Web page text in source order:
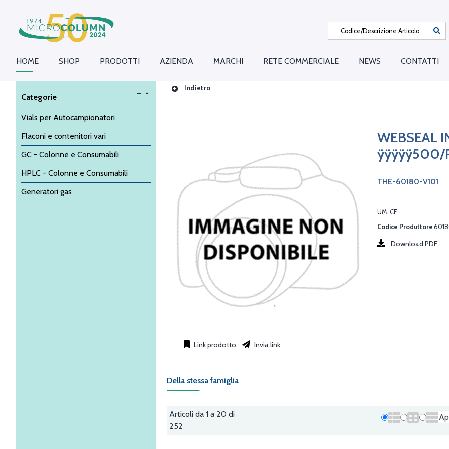
HOME SHOP PRODOTTI AZIENDA MARCHI RETE COMMERCIALE NEWS CONTATTI
Categorie
Vials per Autocampionatori
Flaconi e contenitori vari
GC - Colonne e Consumabili
HPLC - Colonne e Consumabili
Generatori gas
Indietro
WEBSEAL
ÿÿÿÿÿ500/
THE-60180-V101
UM. CF
Download PDF
Codice Produttore
Link prodotto Invia link
Della stessa famiglia
Articoli da 1 a 20 di
252